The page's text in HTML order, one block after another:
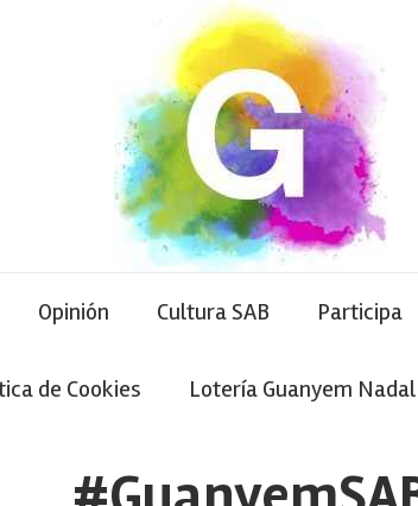
Opinión Cultura SAB Participa
de Cookies Lotería Guanyem Nadal